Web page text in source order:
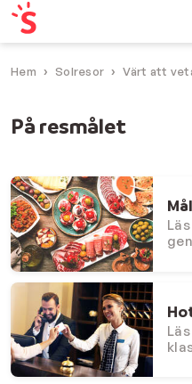
Hem Solresor Värt att
På resmålet